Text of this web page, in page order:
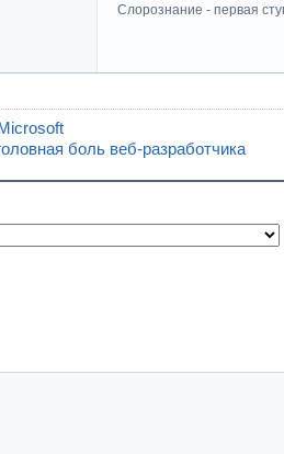
Слорознание - первая
боль веб-разработчика